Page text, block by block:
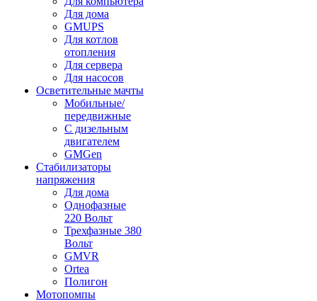
Для дома
GMUPS
Для котлов
отопления
Для сервера
Для насосов
Осветительные мачты
Мобильные/
передвижные
С дизельным
двигателем
GMGen
Стабилизаторы
напряжения
Для дома
Однофазные
220 Вольт
Трехфазные 380
Вольт
GMVR
Ortea
Полигон
Мотопомпы